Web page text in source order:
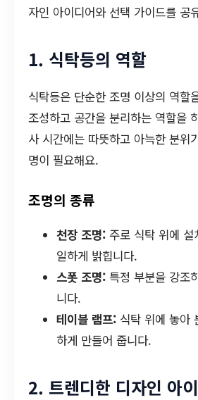
자인 아이디어와 선택 가이드를 공
1. 식탁등의 역할
식탁등은 단순한 조명 이상의 역할
조성하고 공간을 분리하는 역할을
사 시간에는 따뜻하고 아늑한 분위
명이 필요해요.
조명의 종류
천장 조명: 주로 식탁 위에
일하게 밝힙니다.
스폿 조명: 특정 부분을 강조
니다.
테이블 램프: 식탁 위에 놓아
하게 만들어 줍니다.
2. 트렌디한 디자인 아